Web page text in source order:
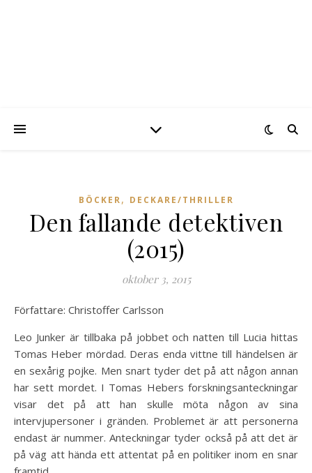
BÖCKER, DECKARE/THRILLER
Den fallande detektiven
(2015)
oktober 3, 2015
Författare: Christoffer Carlsson
Leo Junker är tillbaka på jobbet och natten till Lucia hittas
Tomas Heber mördad. Deras enda vittne till händelsen är
en sexårig pojke. Men snart tyder det på att någon annan
har sett mordet. I Tomas Hebers forskningsanteckningar
visar det på att han skulle möta någon av sina
intervjupersoner i gränden. Problemet är att personerna
endast är nummer. Anteckningar tyder också på att det är
på väg att hända ett attentat på en politiker inom en snar